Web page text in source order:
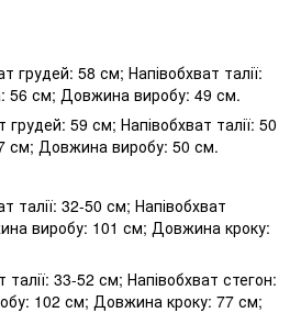
грудей: 58 см; Напівобхват талії:
56 см; Довжина виробу: 49 см.
грудей: 59 см; Напівобхват талії: 50
см; Довжина виробу: 50 см.
талії: 32-50 см; Напівобхват
виробу: 101 см; Довжина кроку:
талії: 33-52 см; Напівобхват стегон:
102 см; Довжина кроку: 77 см;